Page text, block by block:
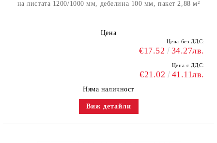
на листата 1200/1000 мм, дебелина 100 мм, пакет 2,88 м²
Цена
Цена без ДДС:
€17.52 34.27лв.
Цена с ДДС:
€21.02 41.11лв.
Няма наличност
Виж детайли